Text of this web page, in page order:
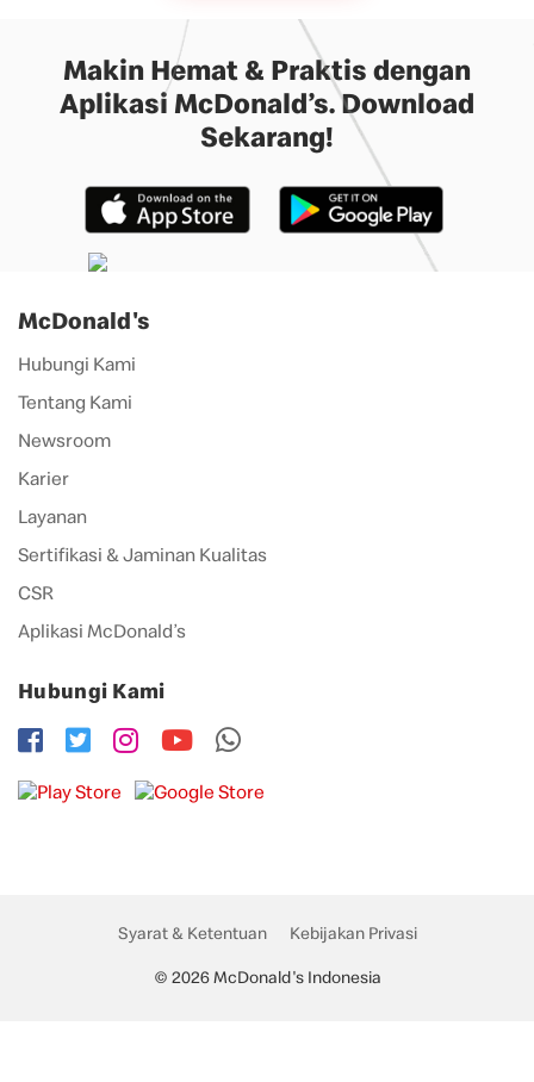
Makin Hemat & Praktis dengan
Aplikasi McDonald’s. Download
Sekarang!
McDonald's
Hubungi Kami
Tentang Kami
Newsroom
Karier
Layanan
Sertifikasi & Jaminan Kualitas
CSR
Aplikasi McDonald’s
Hubungi Kami
Syarat & Ketentuan Kebijakan Privasi
© 2026 McDonald's Indonesia